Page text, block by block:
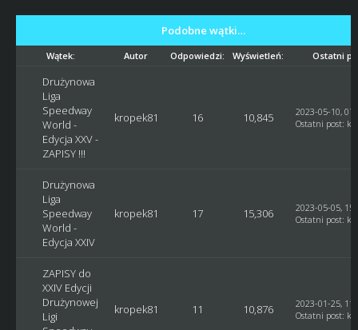
Podobne wątki…
Wątek: Autor Odpowiedzi: Wyświetleń: Ostatni
Drużynowa
Liga
Speedway
World -
Edycja XXV -
ZAPISY !!!
kropek81 16 10,845
2023-05-10,
Ostatni post:
Drużynowa
Liga
Speedway
World -
Edycja XXIV
kropek81 17 15,306
2023-05-05,
Ostatni post:
ZAPISY do
XXIV Edycji
Drużynowej
Ligi
kropek81 11 10,876
2023-01-25,
Ostatni post: